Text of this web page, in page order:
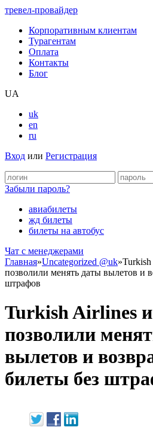
тревел-провайдер
Корпоративным клиентам
Турагентам
Оплата
Контакты
Блог
UA
uk
en
ru
Вход или Регистрация
Забыли пароль?
авиабилеты
жд билеты
билеты на автобус
Чат c менеджерами
Главная»Uncategorized @uk»
позволили менять даты вылетов и
штрафов
Turkish Airlines
позволили
вылетов и
билеты без